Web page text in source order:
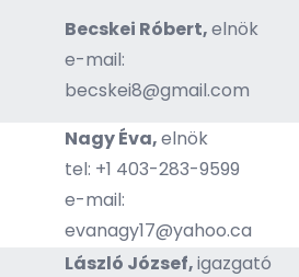
Becskei Róbert,elnök
e-mail:
becskei8@gmail.com
Nagy Éva,elnök
tel: +1 403-283-9599
e-mail:
evanagy17@yahoo.ca
László József,igazgató